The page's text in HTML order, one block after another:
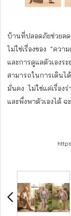
บ้านที่ปลอดภัยช่วยล
ไม่ใช่เรื่องของ “ควา
และการดูแลตัวเอง
สามารถในการเดิน
มั่นคง ไม่ใช่แค่เรื่อง
และพึ่งพาตัวเองได้